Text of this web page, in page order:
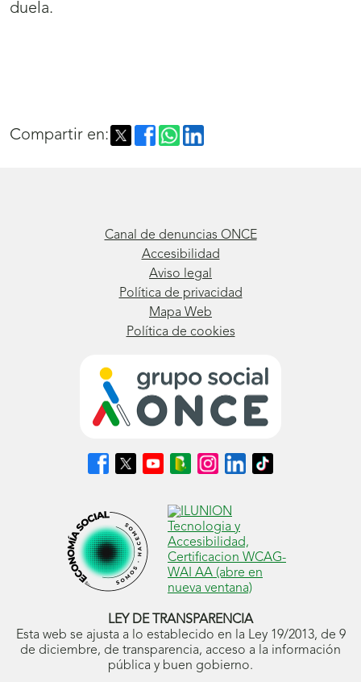
duela.
Compartir en:
Canal de denuncias ONCE
Accesibilidad
Aviso legal
Política de privacidad
Mapa Web
Política de cookies
Síguenos
en
abrirá
en
ventana
nueva)
Síguenos
en
abrirá
en
ventana
nueva)
Síguenos
en
abrirá
en
ventana
nueva)
Síguenos
en
Blog
ONCE
(se
abrirá
en
ventana
nueva)
Síguenos
en
(se
abrirá
en
ventana
nueva)
Síguenos
en
(se
abrirá
en
ventana
nueva)
Síguenos
en
ventana
nueva)
LEY DE TRANSPARENCIA
Esta web se ajusta a lo establecido en la Ley 19/2013, de 9
de diciembre, de transparencia, acceso a la información
pública y buen gobierno.